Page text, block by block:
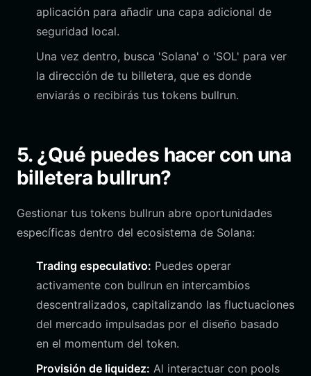
aplicación para añadir una capa adicional de
seguridad local.
Una vez dentro, busca 'Solana' o 'SOL' para ver
la dirección de tu billetera, que es donde
enviarás o recibirás tus tokens bullrun.
5. ¿Qué puedes hacer con una
billetera bullrun?
Gestionar tus tokens bullrun abre oportunidades
específicas dentro del ecosistema de Solana:
Trading especulativo: Puedes operar
activamente con bullrun en intercambios
descentralizados, capitalizando las fluctuaciones
del mercado impulsadas por el diseño basado
en el momentum del token.
Provisión de liquidez: Al interactuar con pools